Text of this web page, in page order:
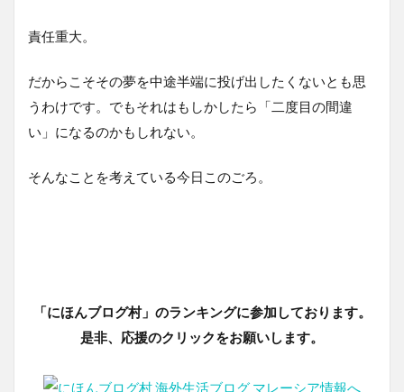
責任重大。
だからこそその夢を中途半端に投げ出したくないとも思
うわけです。でもそれはもしかしたら「二度目の間違
い」になるのかもしれない。
そんなことを考えている今日このごろ。
「にほんブログ村」のランキングに参加しております。
是非、応援のクリックをお願いします。